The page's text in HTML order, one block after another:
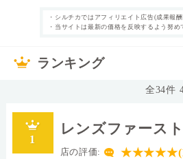
1日使い捨て ,カ
タイプ
枚数 30枚
素材グループ II レンズ
中心厚(-3.00D) 0.1 ベース
・シルチカではアフィリエイト広告(成果報
・当サイトは最新の価格を反映するよう努
ランキング
全34件
1
レンズファースト
店の評価: